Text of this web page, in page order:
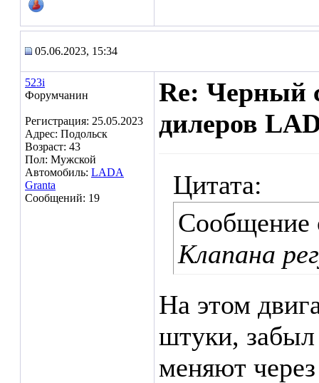
05.06.2023, 15:34
523i
Форумчанин
Регистрация: 25.05.2023
Адрес: Подольск
Возраст: 43
Пол: Мужской
Автомобиль: LADA
Granta
Сообщений: 19
Re: Черный
дилеров
Цитата:
Сообщение
Клапана
На этом
штуки, забыл
меняют